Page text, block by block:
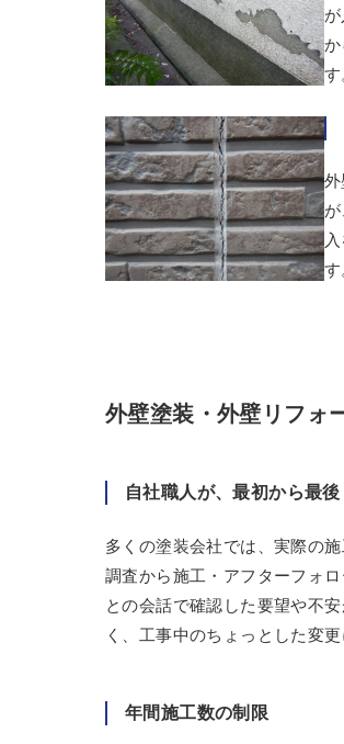
す
す
外壁塗装・外壁リフォ
自社職人が、最初から最
多くの塗装会社では、実際の
調査から施工・アフターフォ
との会話で確認した要望や不
く、工事中のちょっとした変
年間施工数の制限